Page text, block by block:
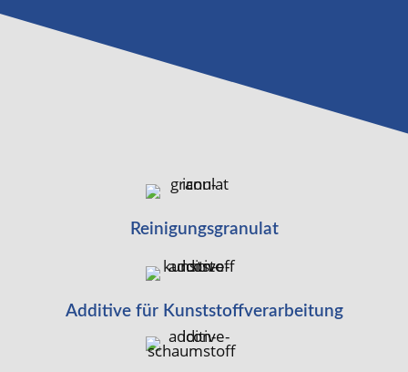
Reinigungsgranulat
Additive für Kunststoffverarbeitung